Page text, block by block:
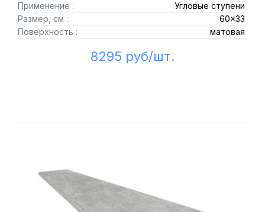
Применение :
Угловые ступени
Размер, см :
60x33
Поверхность :
матовая
8295 руб/шт.